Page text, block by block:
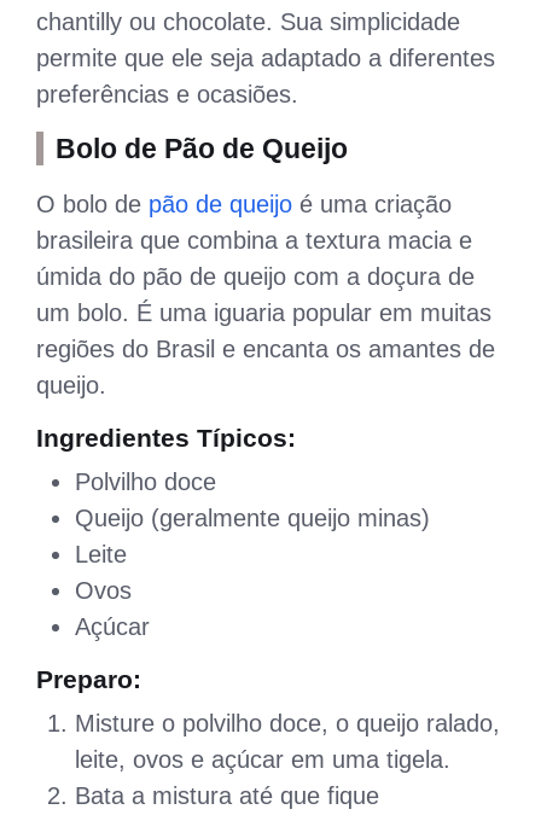
chantilly ou chocolate. Sua simplicidade
permite que ele seja adaptado a diferentes
preferências e ocasiões.
Bolo de Pão de Queijo
O bolo de pão de queijo é uma criação
brasileira que combina a textura macia e
úmida do pão de queijo com a doçura de
um bolo. É uma iguaria popular em muitas
regiões do Brasil e encanta os amantes de
queijo.
Ingredientes Típicos:
Polvilho doce
Queijo (geralmente queijo minas)
Leite
Ovos
Açúcar
Preparo:
Misture o polvilho doce, o queijo ralado,
leite, ovos e açúcar em uma tigela.
Bata a mistura até que fique